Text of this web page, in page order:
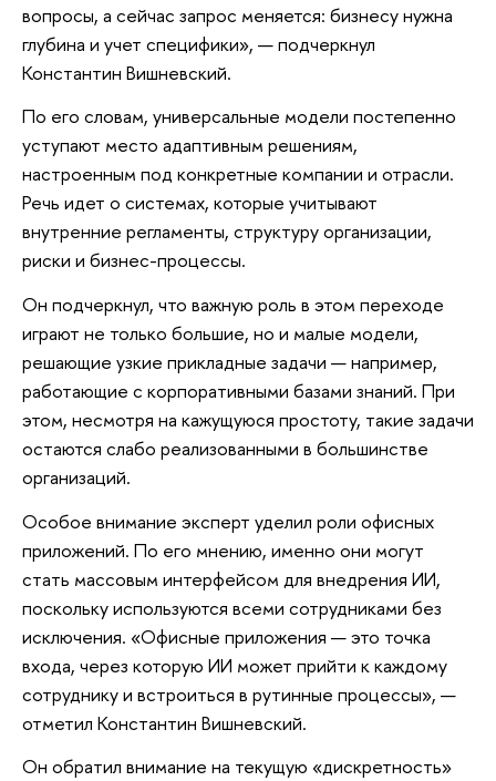
вопросы, а сейчас запрос меняется: бизнесу нужна
глубина и учет специфики», — подчеркнул
Константин Вишневский.
По его словам, универсальные модели постепенно
уступают место адаптивным решениям,
настроенным под конкретные компании и отрасли.
Речь идет о системах, которые учитывают
внутренние регламенты, структуру организации,
риски и бизнес-процессы.
Он подчеркнул, что важную роль в этом переходе
играют не только большие, но и малые модели,
решающие узкие прикладные задачи — например,
работающие с корпоративными базами знаний. При
этом, несмотря на кажущуюся простоту, такие задачи
остаются слабо реализованными в большинстве
организаций.
Особое внимание эксперт уделил роли офисных
приложений. По его мнению, именно они могут
стать массовым интерфейсом для внедрения ИИ,
поскольку используются всеми сотрудниками без
исключения. «Офисные приложения — это точка
входа, через которую ИИ может прийти к каждому
сотруднику и встроиться в рутинные процессы», —
отметил Константин Вишневский.
Он обратил внимание на текущую «дискретность»